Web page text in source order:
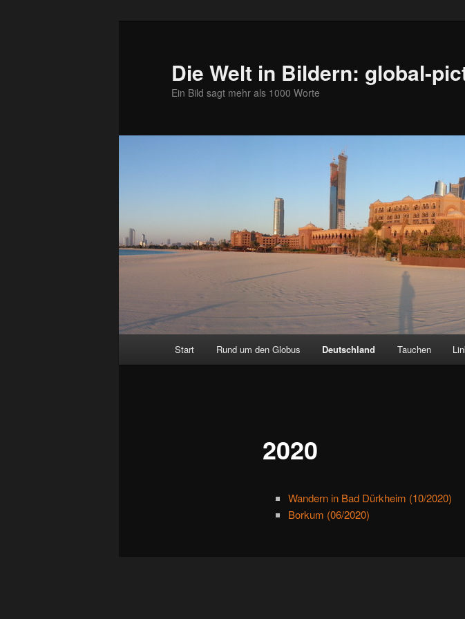
Die Welt in Bildern: global-
Ein Bild sagt mehr als 1000 Worte
Start Rund um den Globus Deutschland Tauchen
2020
Wandern in Bad Dürkheim (10/2020)
Borkum (06/2020)